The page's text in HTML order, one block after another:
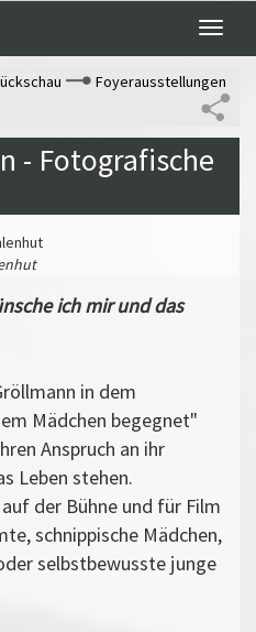
Toggle
Foyerausstellungen
- Fotografische
ich mir und das
in dem
Mädchen begegnet"
Anspruch an ihr
Leben stehen.
der Bühne und für Film
schnippische Mädchen,
selbstbewusste junge